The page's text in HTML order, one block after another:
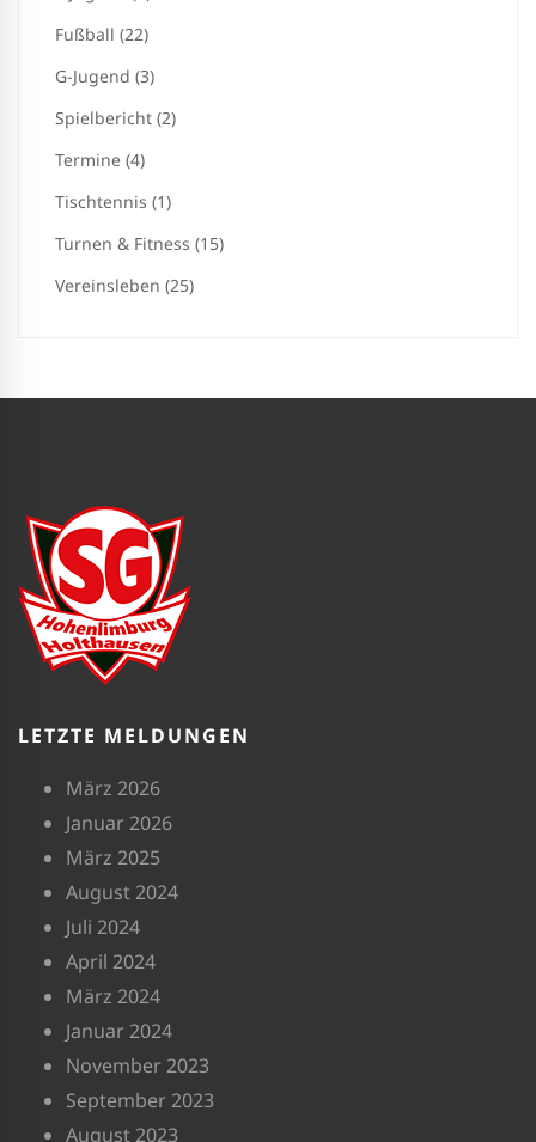
Fußball (22)
G-Jugend (3)
Spielbericht (2)
Termine (4)
Tischtennis (1)
Turnen & Fitness (15)
Vereinsleben (25)
LETZTE MELDUNGEN
März 2026
Januar 2026
März 2025
August 2024
Juli 2024
April 2024
März 2024
Januar 2024
November 2023
September 2023
August 2023